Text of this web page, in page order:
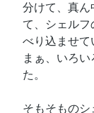
分けて、真ん
て、シェル
べり込ませて
まぁ、いろ
た。
そもそもの